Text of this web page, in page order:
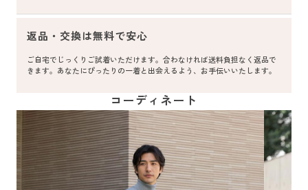
返品・交換は無料で安心
ご自宅でじっくりご試着いただけます。合わなければ送料負担なく返品で
きます。あなたにぴったりの一着と出会えるよう、お手伝いいたします。
コーディネート